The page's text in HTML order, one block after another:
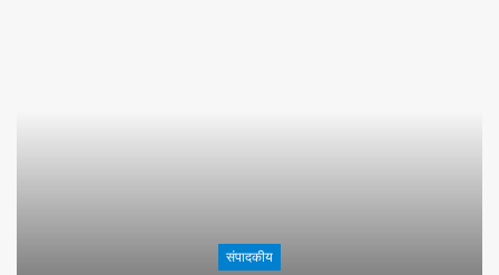
संपादकीय